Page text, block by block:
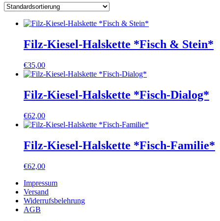
Filz-Kiesel-Halskette *Fisch & Stein*
€35,00
Filz-Kiesel-Halskette *Fisch-Dialog*
€62,00
Filz-Kiesel-Halskette *Fisch-Familie*
€62,00
Impressum
Versand
Widerrufsbelehrung
AGB